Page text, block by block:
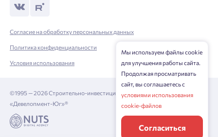
Согласие на обработку персональных данных
Политика конфиденциальности
Условия использования
©1995 — 2026 Строительно-инвестиционная корпорация
«Девелопмент-Юг»®
Мы используем файлы cookie
для улучшения работы сайта.
Продолжая просматривать
сайт, вы соглашаетесь с
условиями использования
cookie-файлов
Согласиться